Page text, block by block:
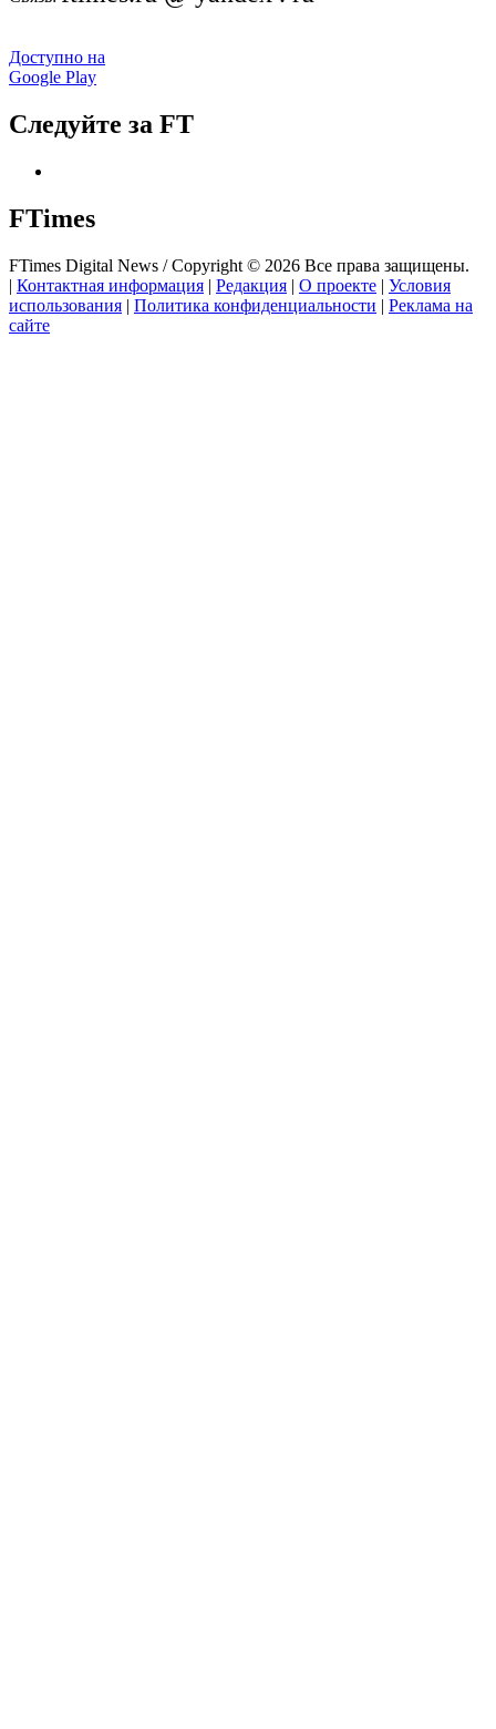
Доступно на
Google Play
Следуйте за FT
FTimes
FTimes Digital News / Copyright © 2026 Все права защищены.
| Контактная информация | Редакция | О проекте | Условия
использования | Политика конфиденциальности | Реклама на
сайте